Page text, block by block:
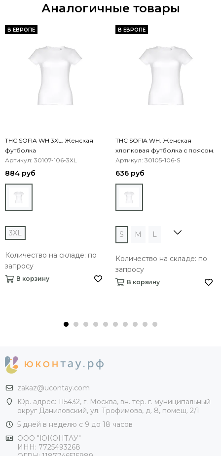
Аналогичные товары
В ЕВРОПЕ
THC SOFIA WH 3XL. Женская
футболка
Артикул: 30107-106-3XL
884 руб
3XL
Количество на складе: по
запросу
В корзину
В ЕВРОПЕ
THC SOFIA WH. Женская
хлопковая футболка с поясом.
Белый цвет
Артикул: 30105-106-S
636 руб
S M L
Количество на складе: по
запросу
В корзину
zakaz@ucontay.com
Юр. адрес: 115432, г. Москва, вн. тер. г. муниципальный
округ Даниловский, ул. Трофимова, д. 8, помещ. 2/1
5 дней в неделю с 9 до 18 часов
ООО "ЮКОНТАУ"
ИНН: 7725493268